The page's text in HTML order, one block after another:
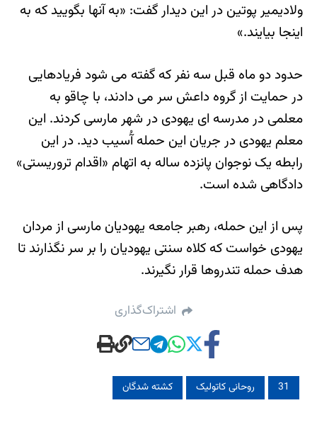
ولادیمیر پوتین در این دیدار گفت: «به آنها بگویید که به
اینجا بیایند.»
حدود دو ماه قبل سه نفر که گفته می شود فریادهایی
در حمایت از گروه داعش سر می دادند، با چاقو به
معلمی در مدرسه ای یهودی در شهر مارسی کردند. این
معلم یهودی در جریان این حمله آُسیب دید. در این
رابطه یک نوجوان پانزده ساله به اتهام «اقدام تروریستی»
دادگاهی شده است.
پس از این حمله، رهبر جامعه یهودیان مارسی از مردان
یهودی خواست که کلاه سنتی یهودیان را بر سر نگذارند تا
هدف حمله تندروها قرار نگیرند.
اشتراک‌گذاری
31 روحانی کاتولیک کشته شدگان